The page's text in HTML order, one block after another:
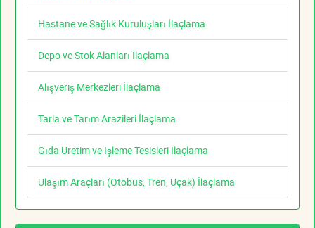
Hastane ve Sağlık Kuruluşları İlaçlama
Depo ve Stok Alanları İlaçlama
Alışveriş Merkezleri İlaçlama
Tarla ve Tarım Arazileri İlaçlama
Gıda Üretim ve İşleme Tesisleri İlaçlama
Ulaşım Araçları (Otobüs, Tren, Uçak) İlaçlama